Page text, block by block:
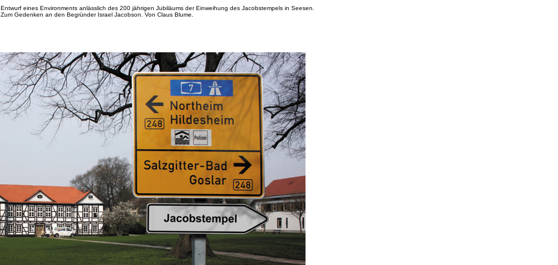
Entwurf eines Environments anlässlich des 200 jährigen Jubiläums der Einweihung des Jacobstempels in Seesen.
Zum Gedenken an den Begründer Israel Jacobson. Von Claus Blume.